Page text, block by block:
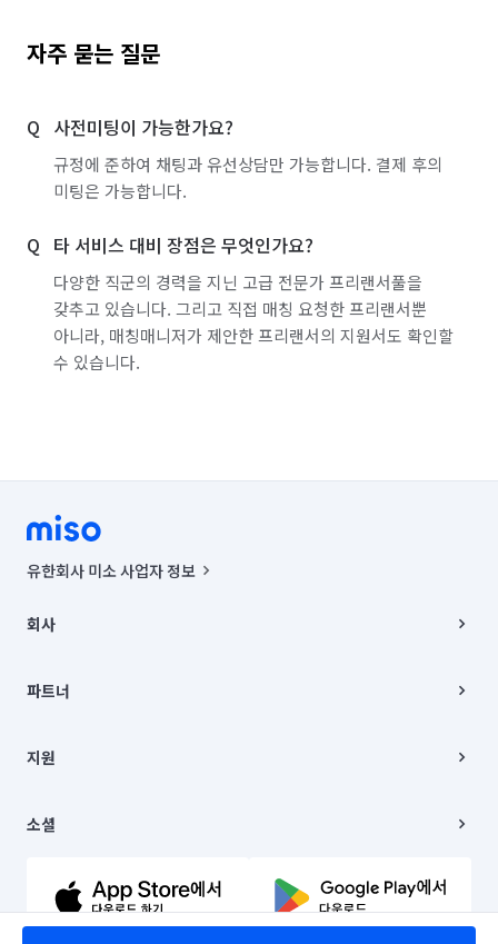
자주 묻는 질문
사전미팅이 가능한가요?
규정에 준하여 채팅과 유선상담만 가능합니다. 결제 후의
미팅은 가능합니다.
타 서비스 대비 장점은 무엇인가요?
다양한 직군의 경력을 지닌 고급 전문가 프리랜서풀을
갖추고 있습니다. 그리고 직접 매칭 요청한 프리랜서뿐
아니라, 매칭매니저가 제안한 프리랜서의 지원서도 확인할
수 있습니다.
유한회사 미소 사업자 정보
00019 |
주소 | 본사: 서울특별시 종로구 율곡로 6(중학동, 트윈트리빌딩) B동 5층
컨택센터 : 서울특별시 종로구 수송동 율곡로 24, 7층, 8층 미소
상품, 상품정보, 거래에 관한 의무와 책임은 거래당사자에게 있습니다.
언론 보도 관련 문의:
© 유한회사 미소. Miso, Inc. All Rights Reserved.
회사
채용
파트너
이사
지원
이용약관
문의하기
소셜
유튜브